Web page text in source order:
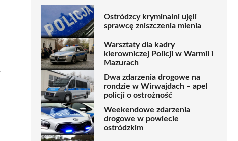
Ostródzcy kryminalni ujęli
sprawcę zniszczenia mienia
Warsztaty dla kadry
kierowniczej Policji w Warmii i
Mazurach
Dwa zdarzenia drogowe na
rondzie w Wirwajdach – apel
policji o ostrożność
Weekendowe zdarzenia
drogowe w powiecie
ostródzkim